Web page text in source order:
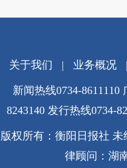
关于我们 | 业务概况
新闻热线0734-8611110
8243140 发行热线0734-
版权所有：衡阳日报社
律顾问：湖